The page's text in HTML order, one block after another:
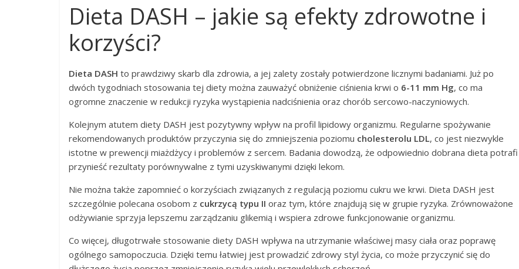
Dieta DASH – jakie są efekty zdrowotne i
korzyści?
Dieta DASH to prawdziwy skarb dla zdrowia, a jej zalety zostały potwierdzone licznymi badaniami. Już po
dwóch tygodniach stosowania tej diety można zauważyć obniżenie ciśnienia krwi o 6-11 mm Hg, co ma
ogromne znaczenie w redukcji ryzyka wystąpienia nadciśnienia oraz chorób sercowo-naczyniowych.
Kolejnym atutem diety DASH jest pozytywny wpływ na profil lipidowy organizmu. Regularne spożywanie
rekomendowanych produktów przyczynia się do zmniejszenia poziomu cholesterolu LDL, co jest niezwykle
istotne w prewencji miażdżycy i problemów z sercem. Badania dowodzą, że odpowiednio dobrana dieta potrafi
przynieść rezultaty porównywalne z tymi uzyskiwanymi dzięki lekom.
Nie można także zapomnieć o korzyściach związanych z regulacją poziomu cukru we krwi. Dieta DASH jest
szczególnie polecana osobom z cukrzycą typu II oraz tym, które znajdują się w grupie ryzyka. Zrównoważone
odżywianie sprzyja lepszemu zarządzaniu glikemią i wspiera zdrowe funkcjonowanie organizmu.
Co więcej, długotrwałe stosowanie diety DASH wpływa na utrzymanie właściwej masy ciała oraz poprawę
ogólnego samopoczucia. Dzięki temu łatwiej jest prowadzić zdrowy styl życia, co może przyczynić się do